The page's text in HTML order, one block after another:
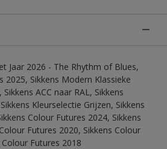
Jaar 2026 - The Rhythm of Blues,
2025, Sikkens Modern Klassieke
ACC naar RAL, Sikkens
Kleurselectie Grijzen, Sikkens
Colour Futures 2024, Sikkens
Futures 2020, Sikkens Colour
Futures 2018